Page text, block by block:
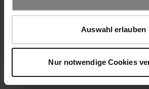
Auswahl erlauben
Nur notwendige Cookies